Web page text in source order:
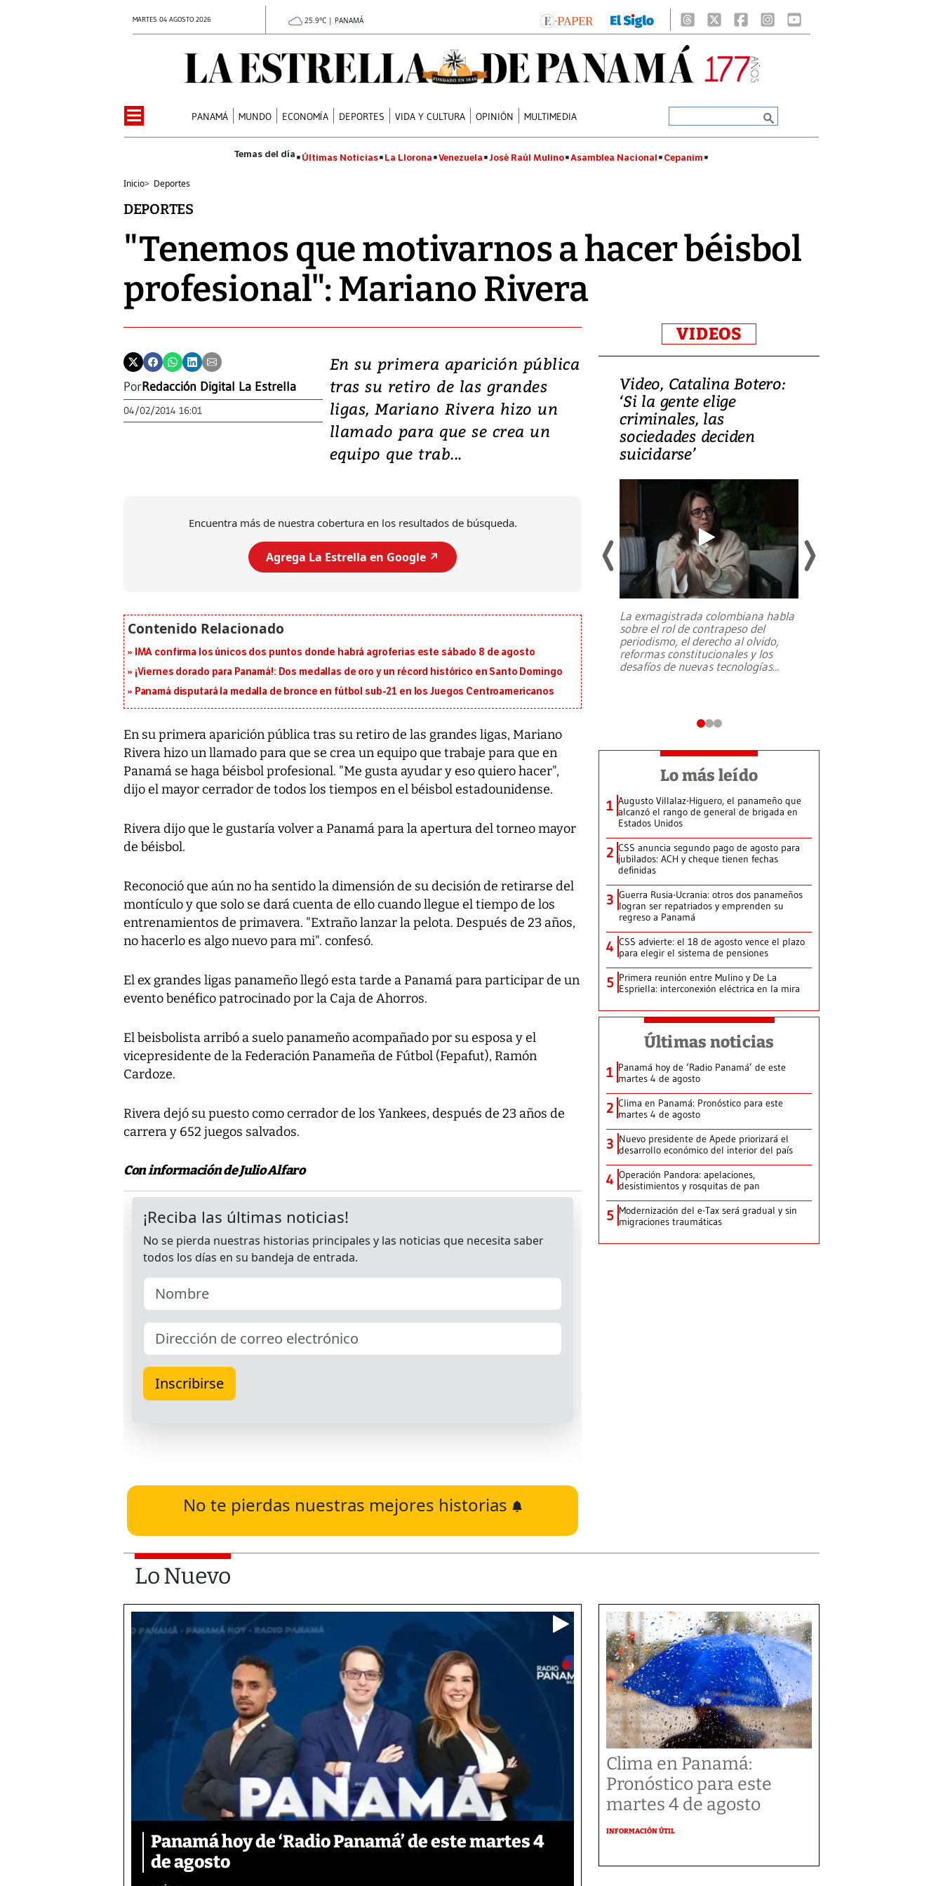
MARTES 04 AGOSTO 2026 25.9°C | PANAMÁ
PANAMÁ MUNDO ECONOMÍA DEPORTES VIDA Y CULTURA OPINIÓN MULTIMEDIA
Últimas Noticias La Llorona Venezuela José Raúl Mulino Asamblea Nacional Cepanim
Inicio> Deportes
DEPORTES
"Tenemos que motivarnos a hacer béisbol
profesional": Mariano Rivera
PorRedacción Digital La Estrella
04/02/2014 16:01
En su primera aparición pública
tras su retiro de las grandes
ligas, Mariano Rivera hizo un
llamado para que se crea un
equipo que trab...
Encuentra más de nuestra cobertura en los resultados de búsqueda.
Agrega La Estrella en Google ↗️
IMA confirma los únicos dos puntos donde habrá agroferias este sábado 8 de agosto
¡Viernes dorado para Panamá!: Dos medallas de oro y un récord histórico en Santo Domingo
Panamá disputará la medalla de bronce en fútbol sub-21 en los Juegos Centroamericanos
En su primera aparición pública tras su retiro de las grandes ligas, Mariano
Rivera hizo un llamado para que se crea un equipo que trabaje para que en
Panamá se haga béisbol profesional. "Me gusta ayudar y eso quiero hacer",
dijo el mayor cerrador de todos los tiempos en el béisbol estadounidense.
Rivera dijo que le gustaría volver a Panamá para la apertura del torneo mayor
de béisbol.
Reconoció que aún no ha sentido la dimensión de su decisión de retirarse del
montículo y que solo se dará cuenta de ello cuando llegue el tiempo de los
entrenamientos de primavera. "Extraño lanzar la pelota. Después de 23 años,
no hacerlo es algo nuevo para mi". confesó.
El ex grandes ligas panameño llegó esta tarde a Panamá para participar de un
evento benéfico patrocinado por la Caja de Ahorros.
El beisbolista arribó a suelo panameño acompañado por su esposa y el
vicepresidente de la Federación Panameña de Fútbol (Fepafut), Ramón
Cardoze.
Rivera dejó su puesto como cerrador de los Yankees, después de 23 años de
carrera y 652 juegos salvados.
Con información de Julio Alfaro
No te pierdas nuestras mejores historias
VIDEOS
Video, Japón: Terremoto
deja heridos y graves
daños en Kumamoto
al sur de Japón, provocando una
Video, Catalina Botero:
‘Si la gente elige
criminales, las
sociedades deciden
suicidarse’
La exmagistrada colombiana habla
sobre el rol de contrapeso del
periodismo, el derecho al olvido,
reformas constitucionales y los
desafíos de nuevas tecnologías...
Lo más leído
1 Augusto Villalaz-Higuero, el panameño que
alcanzó el rango de general de brigada en
Estados Unidos
2 CSS anuncia segundo pago de agosto para
jubilados: ACH y cheque tienen fechas
definidas
3 Guerra Rusia-Ucrania: otros dos panameños
logran ser repatriados y emprenden su
regreso a Panamá
4 CSS advierte: el 18 de agosto vence el plazo
para elegir el sistema de pensiones
5 Primera reunión entre Mulino y De La
Espriella: interconexión eléctrica en la mira
Últimas noticias
1 Panamá hoy de ‘Radio Panamá’ de este
martes 4 de agosto
2 Clima en Panamá: Pronóstico para este
martes 4 de agosto
3 Nuevo presidente de Apede priorizará el
desarrollo económico del interior del país
4 Operación Pandora: apelaciones,
desistimientos y rosquitas de pan
5 Modernización del e-Tax será gradual y sin
migraciones traumáticas
Lo Nuevo
Panamá hoy de ‘Radio Panamá’ de este martes 4
de agosto
Clima en Panamá:
Pronóstico para este
martes 4 de agosto
INFORMACIÓN ÚTIL